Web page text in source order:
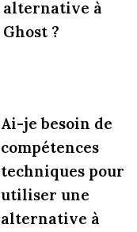
alternative à
Ghost ?
Ai-je besoin de
compétences
techniques pour
utiliser une
alternative à